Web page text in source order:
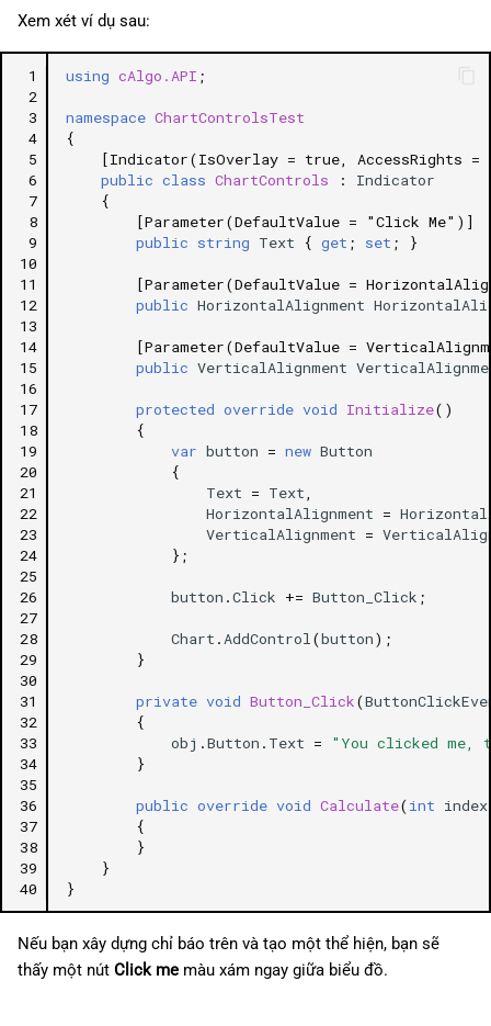
n
c
h
Hộp thoại
OpenFileDialog và
OpenFolderDialog
SaveFileDialog
Các điều khiển có thể kéo thả
Điều khiển có thể kéo thả
trong khu vực biểu đồ
Điều khiển có thể kéo thả
trong cửa sổ ứng dụng
Điều khiển tab
Các điều khiển tùy chỉnh
Sắp xếp các điều khiển bằng
panel
Canvas
Gắn bảng điều khiển
Bảng điều khiển xếp chồng
Bọc bảng điều khiển
Lưới
Kiểm soát vị thế trong tọa độ
giá và thời gian
Xem xét ví dụ sau:
1
2
3
4
5
6
7
8
9
10
11
12
13
14
15
16
17
18
19
20
21
22
23
24
25
26
27
28
29
30
31
32
33
34
35
36
37
38
39
40
using cAlgo.API ;
namespace ChartControlsTest
{
[Indicator(IsOverlay = true, AccessRights =
public class ChartControls :
Indicator
{
[Parameter(DefaultValue = "Click Me")]
public string Text { get ; set ; }
[Parameter(DefaultValue =
public HorizontalAlignment
[Parameter(DefaultValue =
public VerticalAlignment
protected override void Initialize()
{
var button = new Button
{
Text = Text
HorizontalAlignment =
VerticalAlignment =
};
button .Click += Button_Click ;
Chart . AddControl (button);
}
private void Button_Click(
{
obj .Button . Text =
"You clicked me,
}
public override void Calculate(int index
{
}
}
}
Nếu bạn xây dựng chỉ báo trên và tạo một thể hiện, bạn sẽ
thấy một nút Click me màu xám ngay giữa biểu đồ.